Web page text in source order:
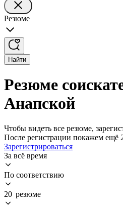
Резюме
Найти
Резюме
Анапской
Чтобы видеть все резюме,
После регистрации покажем ещё
Зарегистрироваться
За всё время
По соответствию
20 резюме